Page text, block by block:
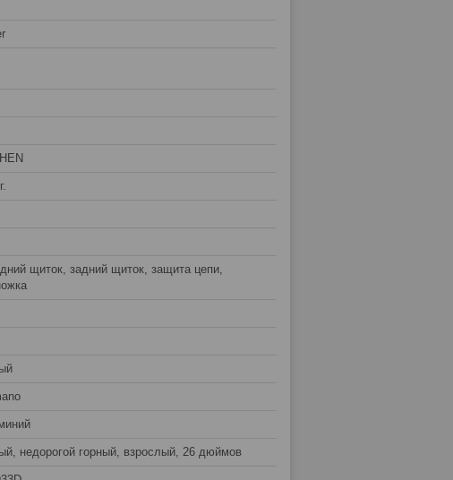
щиток, задний щиток, защита цепи,
недорогой горный, взрослый, 26 дюймов